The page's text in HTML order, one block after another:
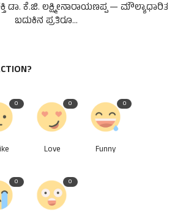
ಡಾ. ಕೆ.ಜಿ. ಲಕ್ಷ್ಮೀನಾರಾಯಣಪ್ಪ — ಮೌಲ್ಯಾಧಾರಿತ
ಬದುಕಿನ ಪ್ರತಿರೂ...
0 0
Love
0
Funny
0 0